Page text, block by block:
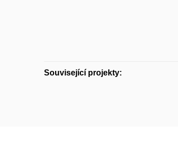
Související projekty: